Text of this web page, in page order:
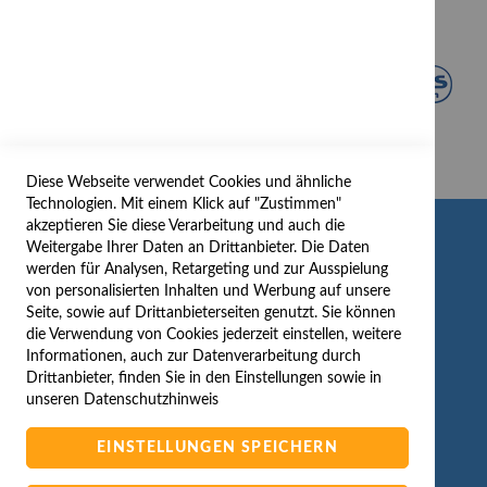
INFORMATION
AGB/DATENSCHUTZ
WIDERRUF
BESTELLVORGANG
IMPRESSUM
WIDERRUFSFORMULAR
Diese Webseite verwendet Cookies und ähnliche
Technologien. Mit einem Klick auf "Zustimmen"
akzeptieren Sie diese Verarbeitung und auch die
Weitergabe Ihrer Daten an Drittanbieter. Die Daten
werden für Analysen, Retargeting und zur Ausspielung
von personalisierten Inhalten und Werbung auf unsere
Seite, sowie auf Drittanbieterseiten genutzt. Sie können
die Verwendung von Cookies jederzeit einstellen, weitere
Informationen, auch zur Datenverarbeitung durch
Drittanbieter, finden Sie in den Einstellungen sowie in
unseren Datenschutzhinweis
EINSTELLUNGEN SPEICHERN